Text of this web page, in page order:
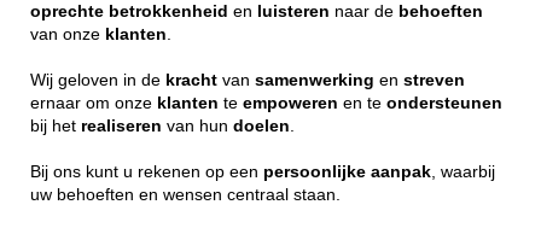
oprechte betrokkenheid en luisteren naar de behoeften
van onze klanten
Wij geloven in de kracht van samenwerking en streven
ernaar om onze klanten te empoweren en te ondersteunen
bij het realiseren van hun doelen
Bij ons kunt u rekenen op een persoonlijke aanpak , waarbij
uw behoeften en wensen centraal staan.